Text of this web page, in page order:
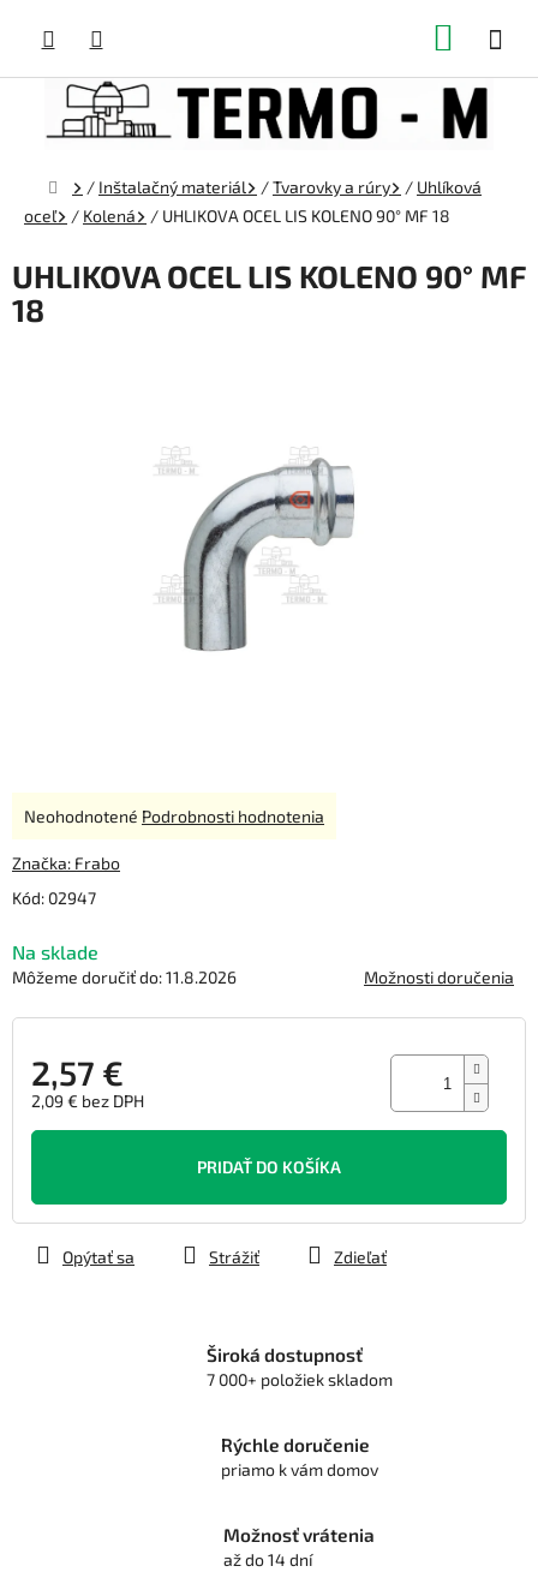
obsah
Domov
/ Inštalačný materiál /Tvarovky a rúry / Uhlíková
oceľ
/ Kolená / UHLIKOVA OCEL LIS KOLENO 90° MF 18
UHLIKOVA OCEL LIS KOLENO 90° MF
18
Kód: 02947
Na sklade
Môžeme doručiť do:11.8.2026 Možnosti doručenia
2,57 €
2,09 € bez DPH
Jednotková
PRIDAŤ DO KOŠÍKA
Opýtať sa Strážiť Zdieľať
Priemerné
produktu
0,0
5
hviezdičiek.
Neohodnotené Podrobnosti hodnotenia
Značka: Frabo
Široká dostupnosť
7 000+ položiek skladom
Rýchle doručenie
priamo k vám domov
Možnosť vrátenia
až do 14 dní